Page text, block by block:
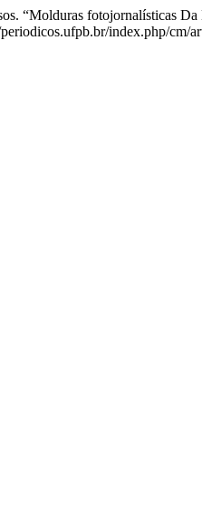
“Molduras fotojornalísticas
index.php/cm/